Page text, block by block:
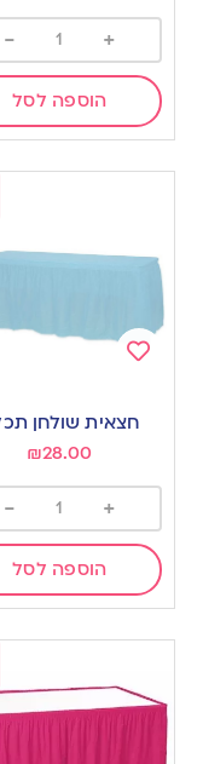
+
-
הוספה לסל
חצאית שולחן
₪28.00
+
-
הוספה לסל